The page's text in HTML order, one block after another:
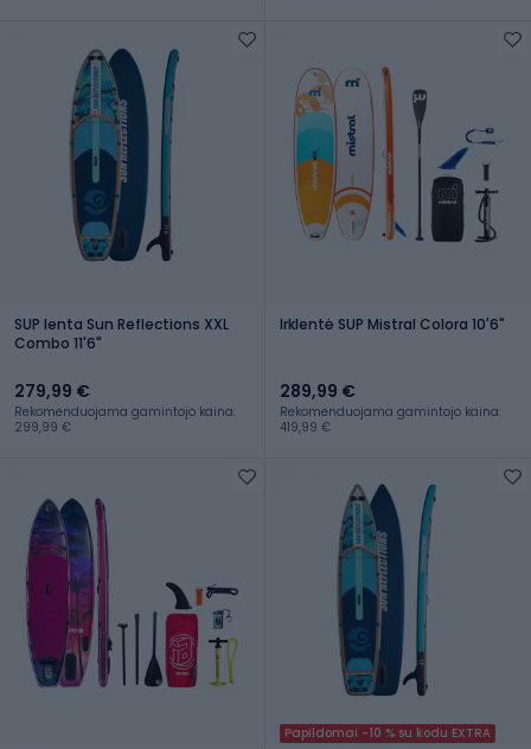
SUP lenta Sun Reflections XXL
Combo 11'6"
279,99 €
Rekomenduojama gamintojo kaina:
299,99 €
Irklentė SUP Mistral Colora 10'6"
289,99 €
Rekomenduojama gamintojo kaina:
419,99 €
Papildomai -10 % su kodu EXTRA